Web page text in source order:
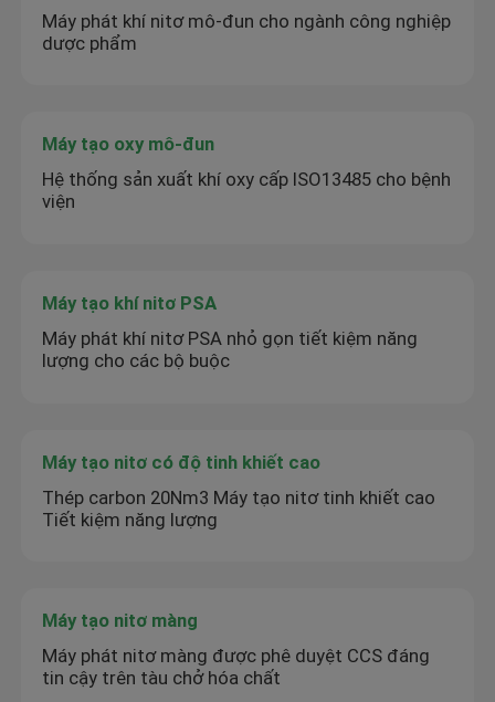
Máy phát khí nitơ mô-đun cho ngành công nghiệp
dược phẩm
Máy tạo oxy mô-đun
Hệ thống sản xuất khí oxy cấp ISO13485 cho bệnh
viện
Máy tạo khí nitơ PSA
Máy phát khí nitơ PSA nhỏ gọn tiết kiệm năng
lượng cho các bộ buộc
Máy tạo nitơ có độ tinh khiết cao
Thép carbon 20Nm3 Máy tạo nitơ tinh khiết cao
Tiết kiệm năng lượng
Máy tạo nitơ màng
Máy phát nitơ màng được phê duyệt CCS đáng
tin cậy trên tàu chở hóa chất